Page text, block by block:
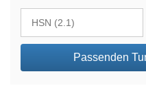
Passenden